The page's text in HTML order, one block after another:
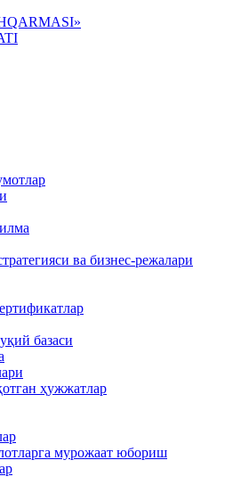
ва бизнес-режалари
базаси
ҳужжатлар
мурожаат юбориш